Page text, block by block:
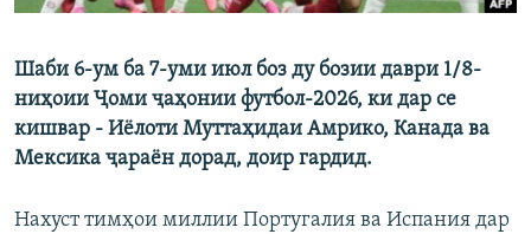
Шаби 6-ум ба 7-уми июл боз ду бозии даври 1/8-
ниҳоии Ҷоми ҷаҳонии футбол-2026, ки дар се
кишвар - Иёлоти Муттаҳидаи Амрико, Канада ва
Мексика ҷараён дорад, доир гардид.
Нахуст тимҳои миллии Португалия ва Испания дар